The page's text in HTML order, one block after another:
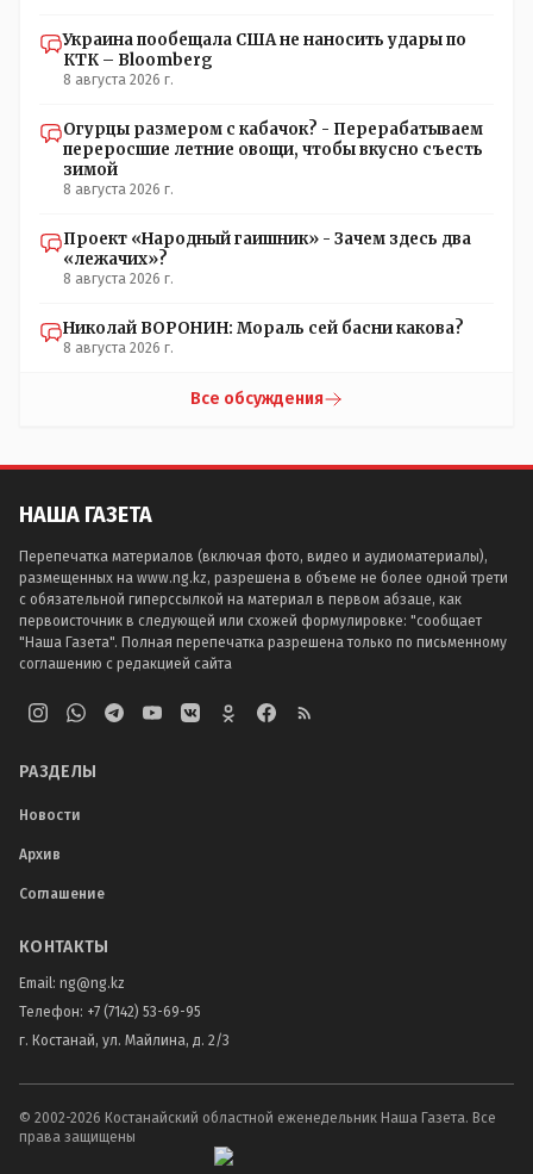
Украина пообещала США не наносить удары по
КТК – Bloomberg
8 августа 2026 г.
Огурцы размером с кабачок? - Перерабатываем
переросшие летние овощи, чтобы вкусно съесть
зимой
8 августа 2026 г.
Проект «Народный гаишник» - Зачем здесь два
«лежачих»?
8 августа 2026 г.
Николай ВОРОНИН: Мораль сей басни какова?
8 августа 2026 г.
Все обсуждения
НАША ГАЗЕТА
Перепечатка материалов (включая фото, видео и аудиоматериалы),
размещенных на www.ng.kz, разрешена в объеме не более одной трети
с обязательной гиперссылкой на материал в первом абзаце, как
первоисточник в следующей или схожей формулировке: "сообщает
"Наша Газета". Полная перепечатка разрешена только по письменному
соглашению с редакцией сайта
РАЗДЕЛЫ
Новости
Архив
Соглашение
КОНТАКТЫ
Email: ng@ng.kz
Телефон: +7 (7142) 53-69-95
г. Костанай, ул. Майлина, д. 2/3
© 2002-2026 Костанайский областной еженедельник Наша Газета. Все
права защищены